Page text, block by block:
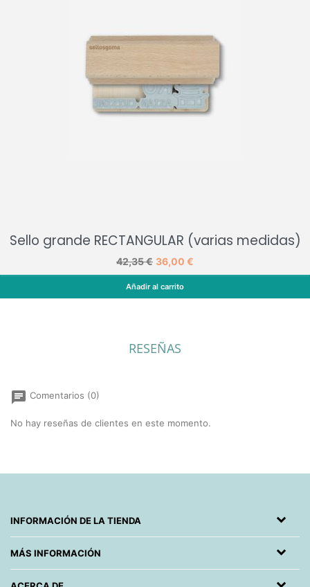
Sello grande RECTANGULAR (varias medidas)
Precio base
42,35 € Precio
36,00 €
Añadir al carrito
RESEÑAS
chat Comentarios (0)
No hay reseñas de clientes en este momento.
INFORMACIÓN DE LA TIENDA
MÁS INFORMACIÓN